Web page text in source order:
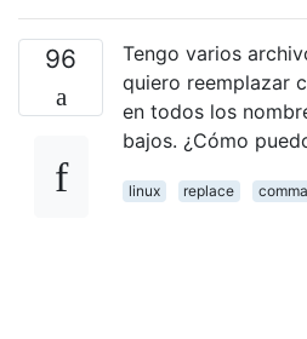
96
Tengo varios
quiero reemplazar
en todos los
bajos. ¿Cómo
linux replace